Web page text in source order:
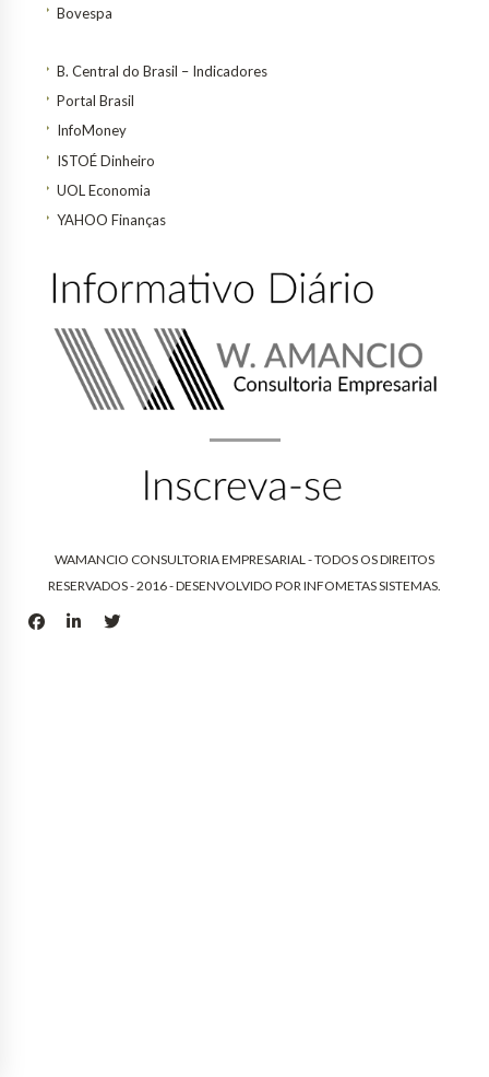
Bovespa
B. Central do Brasil – Indicadores
Portal Brasil
InfoMoney
ISTOÉ Dinheiro
UOL Economia
YAHOO Finanças
WAMANCIO CONSULTORIA EMPRESARIAL - TODOS OS DIREITOS
RESERVADOS - 2016 - DESENVOLVIDO PORINFOMETAS SISTEMAS.